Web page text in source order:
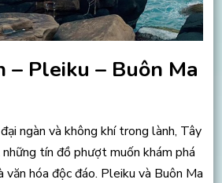
– Pleiku – Buôn Ma
ngàn và không khí trong lành, Tây
tín đồ phượt muốn khám phá
văn hóa độc đáo. Pleiku và Buôn Ma